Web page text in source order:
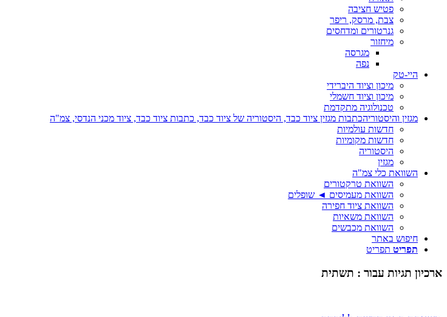
פטיש חציבה
צבת, מרסק, ריפר
גנרטורים ומדחסים
מיחזור
מגרסה
נפה
היי-טק
מיכון וציוד היברידי
מיכון וציוד חשמלי
טכנולוגיה מתקדמת
מגזין והיסטוריהכתבות מגזין ציוד כבד, היסטוריה של ציוד כבד, כתבות ציוד כבד, ציוד מכני הנדסי, צמ"ה
חדשות עולמיות
חדשות מקומיות
היסטוריה
מגזין
השוואת כלי צמ"ה
השוואת טרקטורים
השוואת מעמיסים ◄ שופלים
השוואת ציוד חפירה
השוואת משאיות
השוואת מכבשים
חיפוש באתר
תפריט תפריט
ארכיון תגיות עבור : תשתית